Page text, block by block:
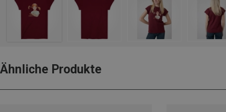
Ähnliche Produkte